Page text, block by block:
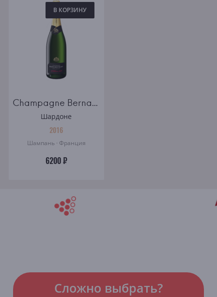
В КОРЗИНУ
Champagne Bernard Remy Millesime brut
Шардоне
2016
Шампань · Франция
6200 ₽
Сложно выбрать?